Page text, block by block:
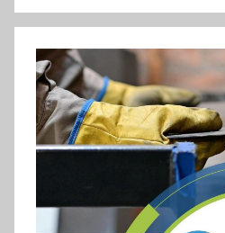
o
k
p